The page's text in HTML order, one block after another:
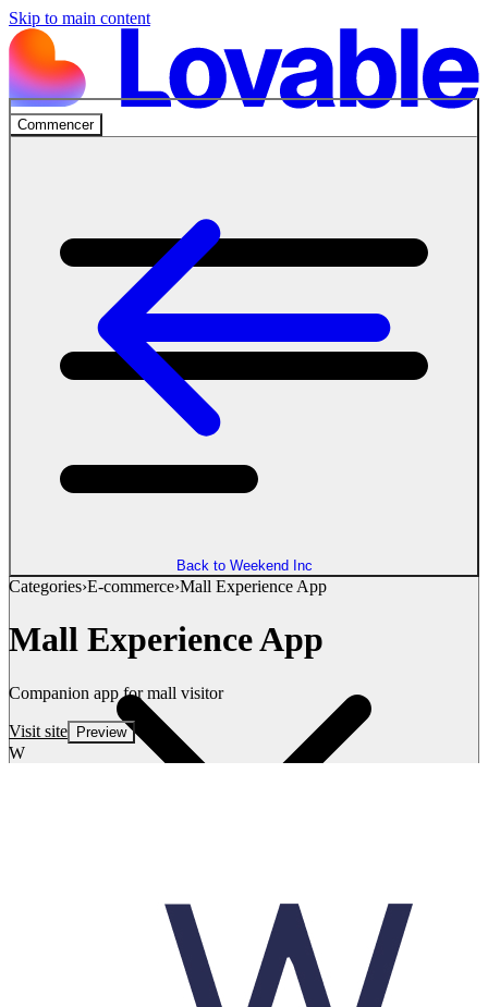
Skip to main content
Commencer
Back to Weekend Inc
Categories›E-commerce›Mall Experience App
Mall Experience App
Companion app for mall visitor
Visit site Preview
W